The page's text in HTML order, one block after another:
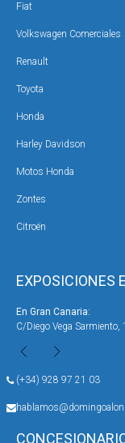
EXPOSICIONES
En Gran Canaria:
C/Diego Vega
(+34) 928 97 21 03
Fiat
Volkswagen Comerciales
Renault
Toyota
Honda
Harley Davidson
Motos Honda
Zontes
Citroën